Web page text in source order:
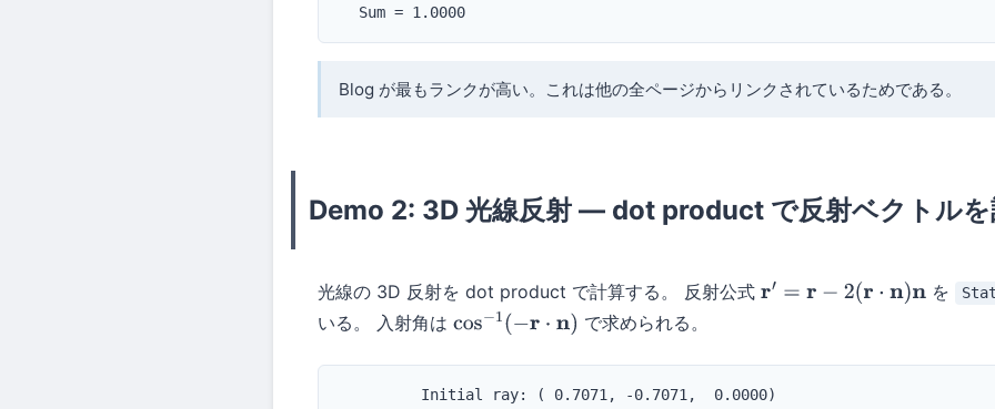
  Sum = 1.0000
Blog が最もランクが高い。これは他の全ページからリンクされているためである。
Demo 2: 3D 光線反射 — dot product で反射ベクトルを
光線の 3D 反射を dot product で計算する。 反射公式 r′ r− 2( r⋅n )n を
いる。 入射角は cos 1(−r⋅n ) で求められる。
         Initial ray: ( 0.7071, -0.7071,  0.0000)